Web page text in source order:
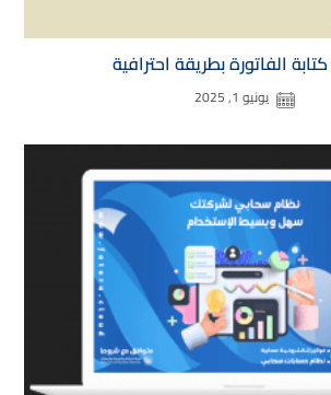
الفاتورة بطريقة احترافية
يونيو 1, 2025